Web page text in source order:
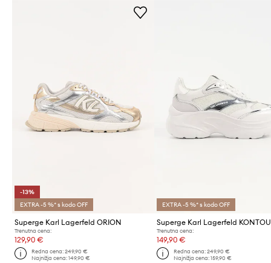
-13%
EXTRA -5 %* s kodo OFF
Superge Karl Lagerfeld ORION
Trenutna cena:
129,90 €
Redna cena:249,90 €
Najnižja cena:149,90 €
EXTRA -5 %* s kodo OFF
Trenutna cena:
149,90 €
Redna cena: 249,90 €
Najnižja cena: 159,90 €